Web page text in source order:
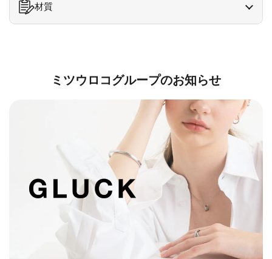
材質
ミツウロコグループのお知らせ